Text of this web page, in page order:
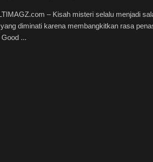
– Kisah misteri selalu menjadi
diminati karena membangkitkan rasa
Good ...